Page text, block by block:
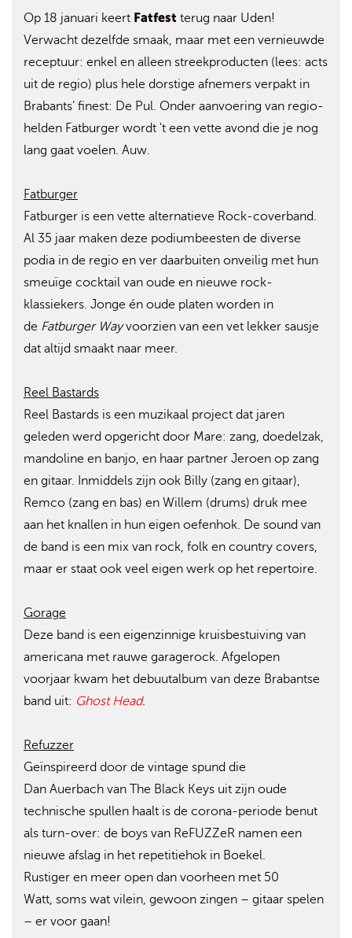
Op 18 januari keert Fatfest terug naar Uden!
Verwacht dezelfde smaak, maar met een vernieuwde
receptuur: enkel en alleen streekproducten (lees: acts
uit de regio) plus hele dorstige afnemers verpakt in
Brabants’ finest: De Pul. Onder aanvoering van regio-
helden Fatburger wordt 't een vette avond die je nog
lang gaat voelen. Auw.
Fatburger
Fatburger is een vette alternatieve Rock-coverband.
Al 35 jaar maken deze podiumbeesten de diverse
podia in de regio en ver daarbuiten onveilig met hun
smeuïge cocktail van oude en nieuwe rock-
klassiekers. Jonge én oude platen worden in
de Fatburger Wayvoorzien van een vet lekker sausje
dat altijd smaakt naar meer.
Reel Bastards
Reel Bastards is een muzikaal project dat jaren
geleden werd opgericht door Mare: zang, doedelzak,
mandoline en banjo, en haar partner Jeroen op zang
en gitaar. Inmiddels zijn ook Billy (zang en gitaar),
Remco (zang en bas) en Willem (drums) druk mee
aan het knallen in hun eigen oefenhok. De sound van
de band is een mix van rock, folk en country covers,
maar er staat ook veel eigen werk op het repertoire.
Gorage
Deze band is een eigenzinnige kruisbestuiving van
americana met rauwe garagerock. Afgelopen
voorjaar kwam het debuutalbum van deze Brabantse
band uit: Ghost Head.
Refuzzer
Geïnspireerd door de vintage spund die
Dan Auerbach van The Black Keys uit zijn oude
technische spullen haalt is de corona-periode benut
als turn-over: de boys van ReFUZZeR namen een
nieuwe afslag in het repetitiehok in Boekel.
Rustiger en meer open dan voorheen met 50
Watt, soms wat vilein, gewoon zingen – gitaar spelen
– er voor gaan!